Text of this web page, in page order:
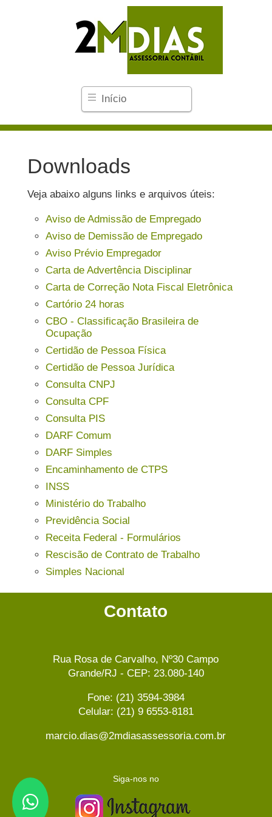
Início
Downloads
Veja abaixo alguns links e arquivos úteis:
Aviso de Admissão de Empregado
Aviso de Demissão de Empregado
Aviso Prévio Empregador
Carta de Advertência Disciplinar
Carta de Correção Nota Fiscal Eletrônica
Cartório 24 horas
CBO - Classificação Brasileira de
Ocupação
Certidão de Pessoa Física
Certidão de Pessoa Jurídica
Consulta CNPJ
Consulta CPF
Consulta PIS
DARF Comum
DARF Simples
Encaminhamento de CTPS
INSS
Ministério do Trabalho
Previdência Social
Receita Federal - Formulários
Rescisão de Contrato de Trabalho
Simples Nacional
Contato
Rua Rosa de Carvalho, Nº30 Campo
Grande/RJ - CEP: 23.080-140
Fone: (21) 3594-3984
Celular: (21) 9 6553-8181
marcio.dias@2mdiasassessoria.com.br
Siga-nos no